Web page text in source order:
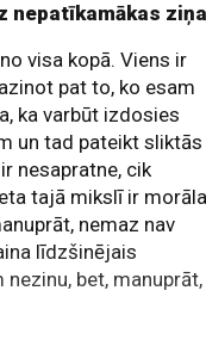
nepatīkamākas
visa kopā. Viens ir
pat to, ko esam
ka varbūt izdosies
un tad pateikt sliktās
nesapratne, cik
tajā mikslī ir
nemaz nav
līdzšinējais
bet, manuprāt,